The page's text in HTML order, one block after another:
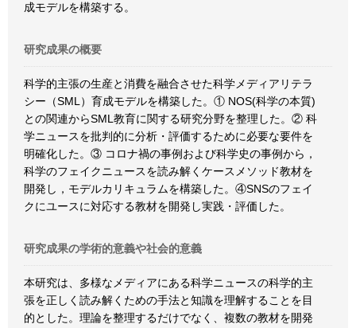
成モデルを構築する。
研究成果の概要
科学的主張の生産と消費を融合させた科学メディアリテラ
シー（SML）育成モデルを構築した。① NOS(科学の本質)
との関連からSML教育に関する研究分野を整理した。② 科
学ニュースを批判的に分析・評価するために必要な要件を
明確化した。③ コロナ禍の事例および科学史の事例から，
科学のフェイクニュースを読み解くケースメソッド教材を
開発し，モデルカリキュラムを構築した。④SNSのフェイ
クにユースに対応する教材を開発し実践・評価した。
研究成果の学術的意義や社会的意義
本研究は、多様なメディアにある科学ニュースの科学的主
張を正しく読み解くための手法と知識を理解することを目
的とした。理論を整理するだけでなく、複数の教材を開発